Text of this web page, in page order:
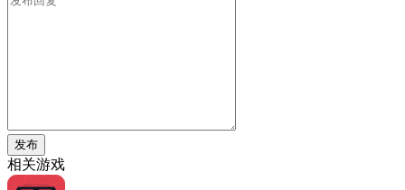
发布
相关游戏